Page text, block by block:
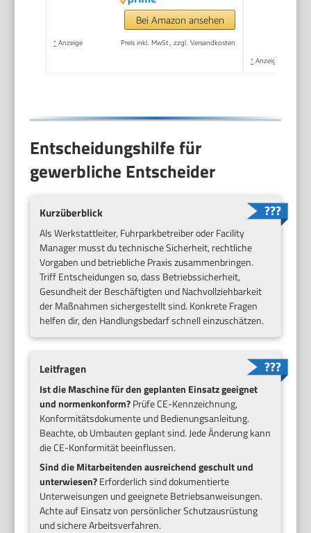
Bei Amazon ansehen
* Anzeige Preis inkl. MwSt., zzgl. Versandkosten
* Anzeige
Entscheidungshilfe für
gewerbliche Entscheider
Kurzüberblick
Als Werkstattleiter, Fuhrparkbetreiber oder Facility
Manager musst du technische Sicherheit, rechtliche
Vorgaben und betriebliche Praxis zusammenbringen.
Triff Entscheidungen so, dass Betriebssicherheit,
Gesundheit der Beschäftigten und Nachvollziehbarkeit
der Maßnahmen sichergestellt sind. Konkrete Fragen
helfen dir, den Handlungsbedarf schnell einzuschätzen.
Leitfragen
Ist die Maschine für den geplanten Einsatz geeignet
und normenkonform?Prüfe CE-Kennzeichnung,
Konformitätsdokumente und Bedienungsanleitung.
Beachte, ob Umbauten geplant sind. Jede Änderung kann
die CE-Konformität beeinflussen.
Sind die Mitarbeitenden ausreichend geschult und
unterwiesen?Erforderlich sind dokumentierte
Unterweisungen und geeignete Betriebsanweisungen.
Achte auf Einsatz von persönlicher Schutzausrüstung
und sichere Arbeitsverfahren.